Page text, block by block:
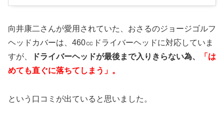
向井康二さんが愛用されていた、おさるのジョージゴルフ
ヘッドカバーは、460㏄ドライバーヘッドに対応していま
すが、
ドライバーヘッドが最後まで入りきらない為、
「は
めても直ぐに落ちてしまう」。
という口コミが出ていると思いました。